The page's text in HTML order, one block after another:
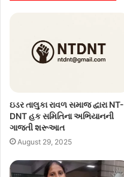
ઇડર તાલુકા રાવળ સમાજ દ્વારા NT-
DNT હક સમિતિના અભિયાનની
ગાજતી શરૂઆત
August 29, 2025